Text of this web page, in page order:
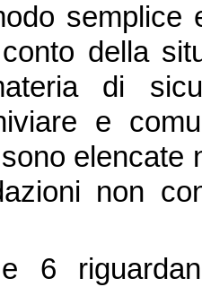
semplice
della
di
e
elencate
non
6